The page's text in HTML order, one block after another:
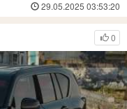
29.05.2025 03:53:20
0